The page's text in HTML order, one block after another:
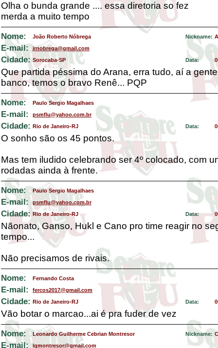
Olha o bunda grande .... essa diretoria so fez
merda a muito tempo
Nome: João Roberto Nóbrega Nickname:
E-mail: jrnobrega@gmail.com
Cidade: Sorocaba-SP Data:
Que partida péssima do Arana, erra tudo, aí a
banco, temos o bravo Renê... PQP
Nome: Paulo Sergio Magalhaes
E-mail: psmflu@yahoo.com.br
Cidade: Rio de Janeiro-RJ Data:
O sonho são os 45 pontos.
Mas tem iludido celebrando ser 4º colocado, com
rodadas ainda à frente.
Nome: Paulo Sergio Magalhaes
E-mail: psmflu@yahoo.com.br
Cidade: Rio de Janeiro-RJ Data:
Nãonato, Ganso, Hukl e Cano pro time reagir no
tempo...
Não precisamos de rivais.
Nome: Fernando Costa
E-mail: fercos2017@gmail.com
Cidade: Rio de Janeiro-RJ Data:
Vão botar o marcao...ai é pra fuder de vez
Nome: Leonardo Guilherme Cebrian Montresor Nickname:
E-mail: lgmontresor@gmail.com